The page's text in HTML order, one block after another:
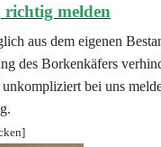
richtig melden
aus dem eigenen
des Borkenkäfers
bei uns